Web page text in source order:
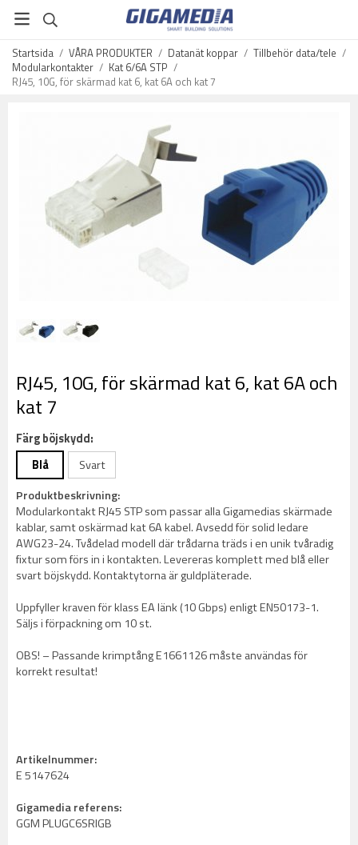
Startsida / VÅRA PRODUKTER / Datanät koppar / Tillbehör data/tele /
Modularkontakter / Kat 6/6A STP /
RJ45, 10G, för skärmad kat 6, kat 6A och kat 7
RJ45, 10G, för skärmad kat 6, kat 6A och
kat 7
Färg böjskydd:
Blå
Svart
Produktbeskrivning:
Modularkontakt RJ45 STP som passar alla Gigamedias skärmade
kablar, samt oskärmad kat 6A kabel. Avsedd för solid ledare
AWG23-24. Tvådelad modell där trådarna träds i en unik tvåradig
fixtur som förs in i kontakten. Levereras komplett med blå eller
svart böjskydd. Kontaktytorna är guldpläterade.
Uppfyller kraven för klass EA länk (10 Gbps) enligt EN50173-1.
Säljs i förpackning om 10 st.
OBS! – Passande krimptång E1661126 måste användas för
korrekt resultat!
Artikelnummer:
E 5147624
Gigamedia referens:
GGM PLUGC6SRIGB